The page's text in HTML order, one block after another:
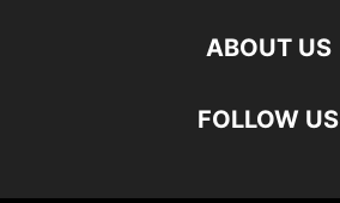
ABOUT US
FOLLOW US